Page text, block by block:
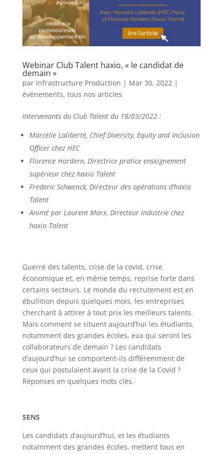
Webinar Club Talent haxio, « le candidat de
demain »
par Infrastructure Production | Mar 30, 2022|
événements, tous nos articles
Intervenants du Club Talent du 18/03/2022 :
Marcelle Laliberté, Chief Diversity, Equity and Inclusion
Officer chez HEC
Florence Hordern, Directrice pratice enseignement
supérieur chez haxio Talent
Frederic Schwenck, Directeur des opérations d’haxio
Talent
Animé par Laurent Marx, Directeur industrie chez
haxio Talent
Guerre des talents, crise de la covid, crise
économique et, en même temps, reprise forte dans
certains secteurs. Le monde du recrutement est en
ébullition depuis quelques mois, les entreprises
cherchant à attirer à tout prix les meilleurs talents.
Mais comment se situent aujourd’hui les étudiants,
notamment des grandes écoles, eux qui seront les
collaborateurs de demain ? Les candidats
d’aujourd’hui se comportent-ils différemment de
ceux qui postulaient avant la crise de la Covid ?
Réponses en quelques mots clés.
SENS
Les candidats d’aujourd’hui, et les étudiants
notamment des grandes écoles, mettent tous en